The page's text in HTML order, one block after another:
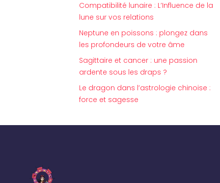
Compatibilité lunaire : L’Influence de la
lune sur vos relations
Neptune en poissons : plongez dans
les profondeurs de votre âme
Sagittaire et cancer : une passion
ardente sous les draps ?
Le dragon dans l’astrologie chinoise :
force et sagesse